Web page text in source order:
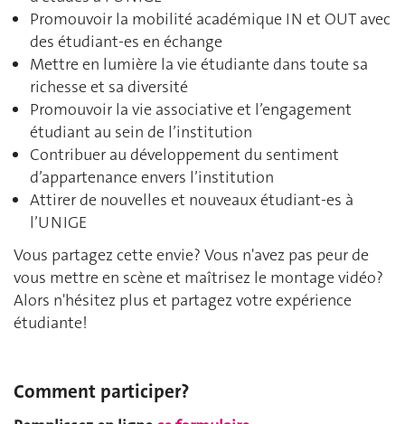
Promouvoir la mobilité académique IN et OUT avec
des étudiant-es en échange
Mettre en lumière la vie étudiante dans toute sa
richesse et sa diversité
Promouvoir la vie associative et l’engagement
étudiant au sein de l’institution
Contribuer au développement du sentiment
d’appartenance envers l’institution
Attirer de nouvelles et nouveaux étudiant-es à
l’UNIGE
Vous partagez cette envie? Vous n'avez pas peur de
vous mettre en scène et maîtrisez le montage vidéo?
Alors n'hésitez plus et partagez votre expérience
étudiante!
Comment participer?